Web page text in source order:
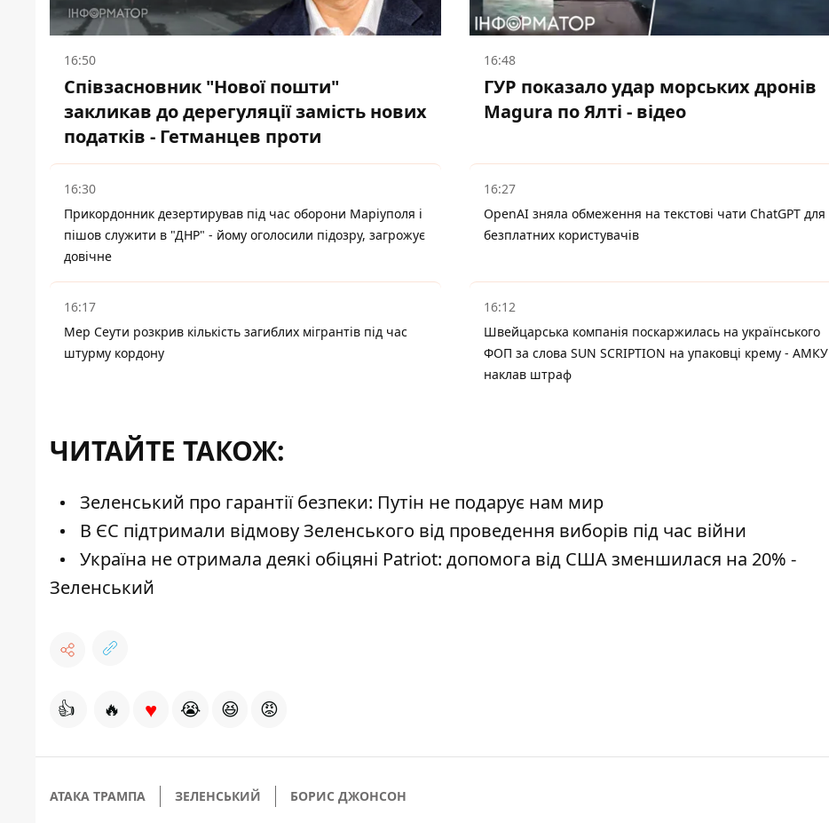
16:50
Співзасновник "Нової пошти"
закликав до дерегуляції замість нових
податків - Гетманцев проти
16:48
ГУР показало удар морських дронів
Magura по Ялті - відео
16:30
Прикордонник дезертирував під час оборони Маріуполя і
пішов служити в "ДНР" - йому оголосили підозру, загрожує
довічне
16:27
OpenAI зняла обмеження на текстові чати ChatGPT для
безплатних користувачів
16:17
Мер Сеути розкрив кількість загиблих мігрантів під час
штурму кордону
16:12
Швейцарська компанія поскаржилась на українського
ФОП за слова SUN SCRIPTION на упаковці крему - АМКУ
наклав штраф
ЧИТАЙТЕ ТАКОЖ:
Зеленський про гарантії безпеки: Путін не подарує нам мир
В ЄС підтримали відмову Зеленського від проведення виборів під час війни
Україна не отримала деякі обіцяні Patriot: допомога від США зменшилася на 20% -
Зеленський
👍 🔥 ♥ 😭 😆 😡
АТАКА ТРАМПА ЗЕЛЕНСЬКИЙ БОРИС ДЖОНСОН